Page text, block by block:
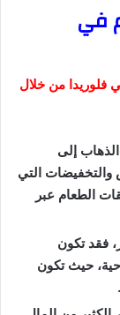
في
فلوريدا من خلال
إلى
التي
الطعام عبر
فقد تكون
حيث تكون